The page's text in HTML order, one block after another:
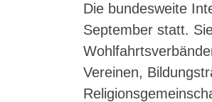
Die bundesweite
September statt.
Vereinen,